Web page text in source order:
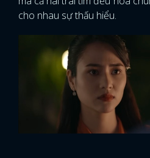
cho nhau sự thấu hiểu.